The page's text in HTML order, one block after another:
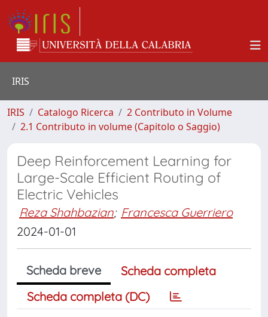
IRIS
IRIS Catalogo Ricerca
2 Contributo in Volume
2.1 Contributo in volume (Capitolo o Saggio)
Deep Reinforcement Learning for
Large-Scale Efficient Routing of
Electric Vehicles
Reza Shahbazian; Francesca Guerriero
2024-01-01
Scheda breve
Scheda completa
Scheda completa (DC)